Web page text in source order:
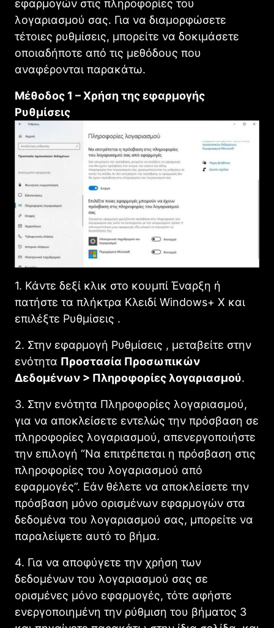
εφαρμογών στις πληροφορίες του
λογαριασμού σας. Για να διαμορφώσετε
τέτοιες ρυθμίσεις, μπορείτε να δοκιμάσετε
οποιαδήποτε από τις μεθόδους που
αναφέρονται παρακάτω.
Μέθοδος 1 – Χρήση της εφαρμογής
Ρυθμίσεις
1. Κάντε δεξί κλικ στο κουμπί Έναρξη ή
πατήστε τα πλήκτρα Κλειδί Windows+ X και
επιλέξτε Ρυθμίσεις .
2. Στην εφαρμογή Ρυθμίσεις , μεταβείτε στην
ενότητα Προστασία Προσωπικών
Δεδομένων > Πληροφορίες λογαριασμού.
3. Στην ενότητα Πληροφορίες λογαριασμού,
για να αποκλείσετε εντελώς την πρόσβαση σε
πληροφορίες λογαριασμού, απενεργοποιήστε
την επιλογή “Να επιτρέπεται η πρόσβαση στις
πληροφορίες του λογαριασμού από
εφαρμογές”. Εάν θέλετε να αποκλείσετε την
πρόσβαση μόνο ορισμένων εφαρμογών στα
δεδομένα του λογαριασμού σας, μπορείτε να
παραλείψετε αυτό το βήμα.
4. Για να αποφύγετε την χρήση των
δεδομένων του λογαριασμού σας σε
ορισμένες μόνο εφαρμογές, τότε αφήστε
ενεργοποιημένη την ρύθμιση του βήματος 3